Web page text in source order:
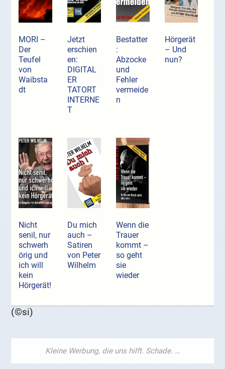
MORI –
Der
Teufel
von
Waibsta
dt
Jetzt
erschien
en:
DIGITAL
ER
TATORT
INTERNE
T
Bestatter
:
Abzocke
und
Fehler
vermeide
n
Hörgerät
– Und
nun?
Nicht
senil, nur
schwerh
örig und
ich will
kein
Hörgerät!
Du mich
auch –
Satiren
von Peter
Wilhelm
Wenn die
Trauer
kommt –
so geht
sie
wieder
(©si)